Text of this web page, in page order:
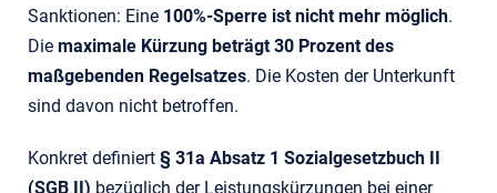
Sanktionen: Eine 100%-Sperre ist nicht mehr möglich.
Die maximale Kürzung beträgt 30 Prozent des
maßgebenden Regelsatzes. Die Kosten der Unterkunft
sind davon nicht betroffen.
Konkret definiert § 31a Absatz 1 Sozialgesetzbuch II
(SGB II) bezüglich der Leistungskürzungen bei einer